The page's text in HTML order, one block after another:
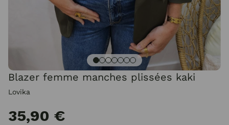
Blazer femme manches plissées kaki
Lovika
35,90 €